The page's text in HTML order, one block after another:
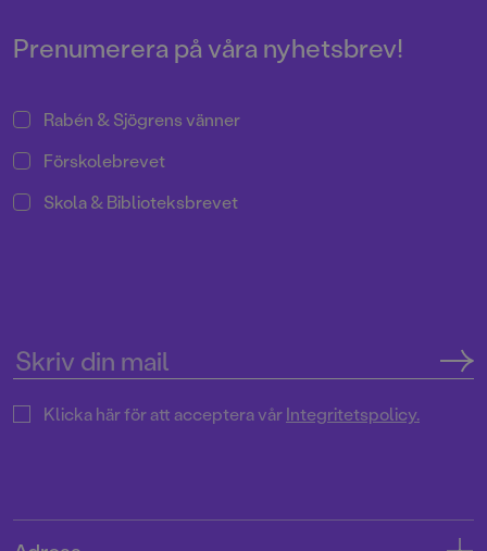
Prenumerera på våra nyhetsbrev!
Rabén & Sjögrens vänner
Förskolebrevet
Skola & Biblioteksbrevet
Klicka här för att acceptera vårIntegritetspolicy.